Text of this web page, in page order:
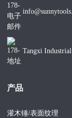
Tangxi
产品
灌木锤/表面纹理